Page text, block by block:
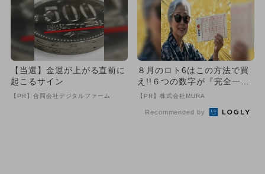
【当選】金運が上がる直前に
起こるサイン
【PR】合同会社デジタルファーム
８月のロト6はこの方法で買
え!!６つの数字が『完全一
致』する方法
【PR】株式会社MURA
Recommended by